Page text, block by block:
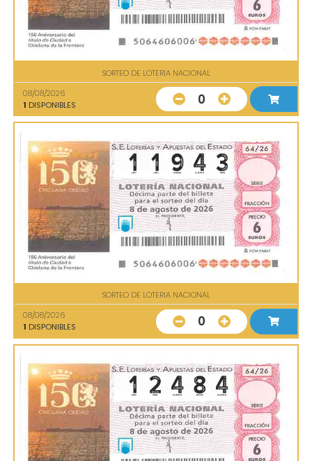
SORTEO DE LOTERIA NACIONAL
08/08/2026
1 DISPONIBLES 0
SORTEO DE LOTERIA NACIONAL
08/08/2026
1 DISPONIBLES 0